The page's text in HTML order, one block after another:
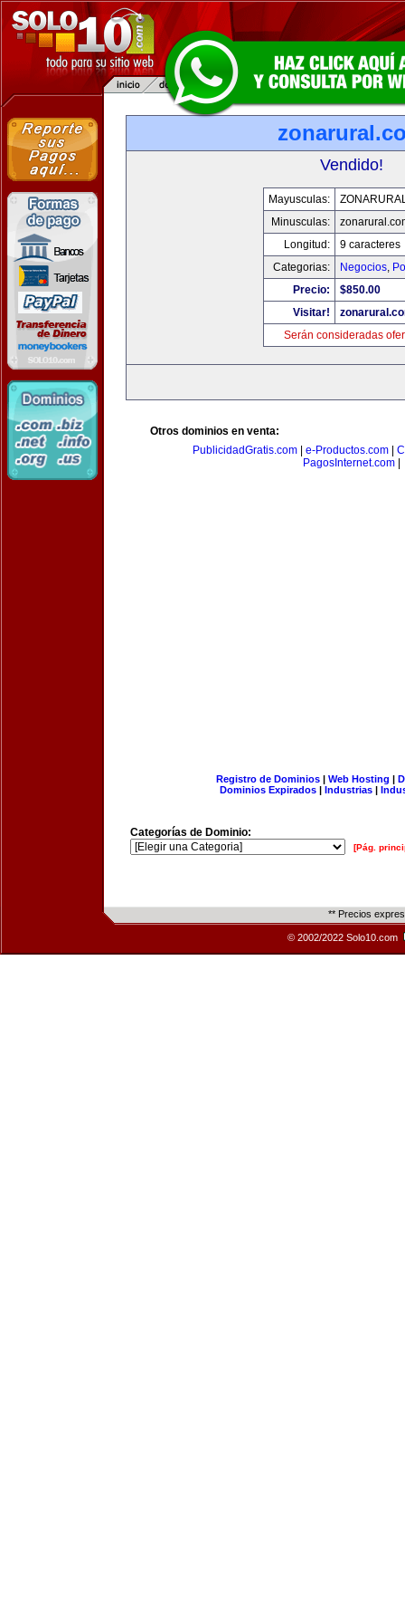
Vendido!
Mayusculas:
Minusculas:
Longitud:
9 caracteres
Categorias:
Negocios,
Precio:
$850.00
Visitar!
Serán consideradas
Otros dominios en venta:
PublicidadGratis.com
e-Productos.com
PagosInternet.com
Registro de Dominios| Web Hosting |
Dominios Expirados | Industrias |
Categorías de Dominio:
[Pág.
** Precios
© 2002/2022 Solo10.com